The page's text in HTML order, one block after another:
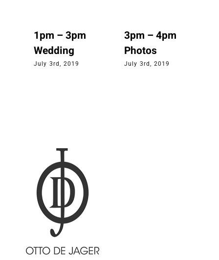
1pm – 3pm
Wedding
July 3rd, 2019
3pm – 4pm
Photos
July 3rd, 2019